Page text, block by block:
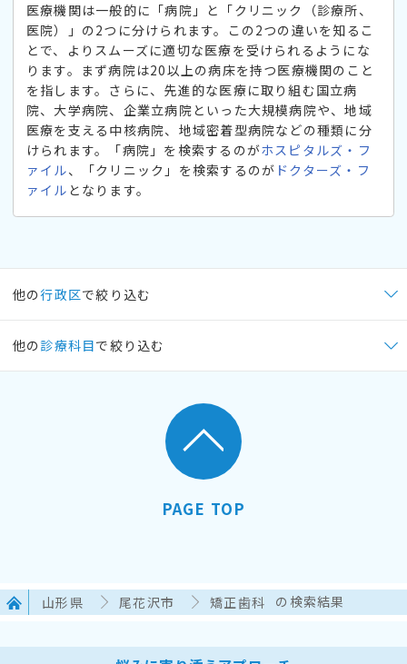
医療機関は一般的に「病院」と「クリニック（診療所、
医院）」の2つに分けられます。この2つの違いを知るこ
とで、よりスムーズに適切な医療を受けられるようにな
ります。まず病院は20以上の病床を持つ医療機関のこと
を指します。さらに、先進的な医療に取り組む国立病
院、大学病院、企業立病院といった大規模病院や、地域
医療を支える中核病院、地域密着型病院などの種類に分
けられます。「病院」を検索するのがホスピタルズ・フ
ァイル、「クリニック」を検索するのが ドクターズ・フ
ァイル となります。
他の行政区で絞り込む
他の 診療科目で絞り込む
PAGE TOP
山形県 尾花沢市 矯正歯科 の検索結果